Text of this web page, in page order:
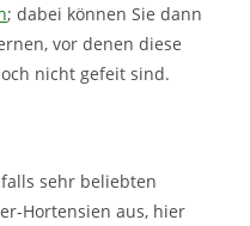
; dabei können Sie dann
vor denen diese
nicht gefeit sind.
sehr beliebten
Hortensien aus, hier